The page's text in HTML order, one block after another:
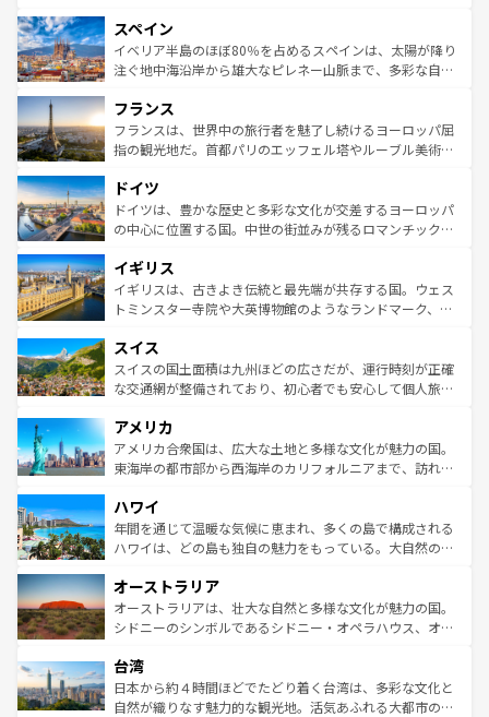
ろん、トスカーナの美しい田園風景やアマルフィ海岸の絶
景など、自然景観も見逃せない。観光の合間には、本場の
ピザやパスタなど、絶品のイタリア料理を堪能することも
ませてくれるイタリアで、忘れられない旅をしてみよう！
なお、新着のイタリア情報はコンテンツ一覧 を参照してほ
しい。
スペイン
イベリア半島のほぼ80％を占めるスペインは、太陽が降り
注ぐ地中海沿岸から雄大なピレネー山脈まで、多彩な自然
文化が根付くこの国では、情熱的なフラメンコ、熱気あふ
れる闘牛、そして美味しいタパスが生活の一部となってい
る。首都マドリードの洗練された雰囲気や、バルセロナの
の城塞都市、穏やかなビーチリゾートまで多彩な表情を見
せる。地方によって風土や気候が異なるスペインはその個
性で訪れる人を魅了する。 なお、新着のスペイン情報はコ
フランス
フランスは、世界中の旅行者を魅了し続けるヨーロッパ屈
指の観光地だ。首都パリのエッフェル塔やルーブル美術館
で、幅広い魅力が詰まっている。華麗な宮殿、歴史的な大
聖堂、美しいビーチ、そして豊かな自然が、訪れる者を心
から魅了する。また、フランスは美食の国としても知ら
いる。シャンパンの発祥地であるランス、プロヴァンスの
香り高いラベンダー畑など、多彩な楽しみ方が可能だ。さ
らに、パリ以外の地域にも魅力が溢れており、どの街角に
れる地方に足を運ぶとそれぞれで全く異なる文化を体験で
きるだろう。 なお、新着のフランス情報はコンテンツ一覧
を参照してほしい。
ドイツ
ドイツは、豊かな歴史と多彩な文化が交差するヨーロッパ
の中心に位置する国。中世の街並みが残るロマンチック街
顔を持つこの国は、どこを歩いても飽きることがない。ベ
ルリンの文化的活気、バイエルン州のアルプスの絶景、そ
してライン川沿いのワイン畑といった風景は必見。ビール
は、お酒好きな人にはぜひ体験してほしい。 なお、新着の
ドイツ情報はコンテンツ一覧を参照してほしい。
イギリス
イギリスは、古きよき伝統と最先端が共存する国。ウェス
トミンスター寺院や大英博物館のようなランドマーク、歴
リアごとに異なる魅力がある。また、優雅なアフタヌーン
ティー、ビール好きにはたまらない英国パブ、サッカー観
戦など、本場だからこそできる体験も豊富。イギリスを旅
ンツ一覧を参照してほしい。
スイス
スイスの国土面積は九州ほどの広さだが、運行時刻が正確
な交通網が整備されており、初心者でも安心して個人旅行
の建物がそのまま残る町や、スイスならではのユニークな
博物館もあり、アルプス観光だけでなく町歩きも満喫する
ことができる。国民の所得が高いため物価も高いが、旅行
ば市内交通費無料で観光を楽しむこともできる。 なお、新
着のスイス情報はコンテンツ一覧 を参照してほしい。
アメリカ
アメリカ合衆国は、広大な土地と多様な文化が魅力の国。
東海岸の都市部から西海岸のカリフォルニアまで、訪れる
のような巨大都市は、観光、ショッピング、エンターテイ
ンメントが詰まった刺激的なスポットだ。一方、アメリカ
西部には大自然が広がり、グランドキャニオンやイエロー
部のニューオーリンズでは、音楽と美食が融合した独特の
文化が魅力。旅行者はアメリカの各地域で異なる魅力を楽
しみながら、その多様性と豊かな歴史を感じることができ
ならではの贅沢な旅のスタイルだ。 なお、新着のアメリカ
情報はコンテンツ一覧を参照してほしい。
ハワイ
年間を通じて温暖な気候に恵まれ、多くの島で構成される
ハワイは、どの島も独自の魅力をもっている。大自然の神
ワイ島は見逃せない。また、定番の観光地といえばオアフ
島だが、静かな自然を求めるならマウイ島やカウアイ島が
おすすめ。エメラルドグリーンに輝く海をはじめ、豊かな
れるおもてなしの心で訪れる人々を迎えてくれるハワイの
人々、おいしいローカルフードやハワイアンミュージッ
ク、伝統的なフラダンスなど、すべてがハワイの魅力を彩
オーストラリア
オーストラリアは、壮大な自然と多様な文化が魅力の国。
シドニーのシンボルであるシドニー・オペラハウス、オー
リアリーフや大陸中央部にそびえるウルル（エアーズロッ
ク）、タスマニアの美しい原生林やケアンズの熱帯雨林な
ど、見どころがたくさん。また、カフェやワイン、オージ
台湾
日本から約４時間ほどでたどり着く台湾は、多彩な文化と
自然が織りなす魅力的な観光地。活気あふれる大都市の台